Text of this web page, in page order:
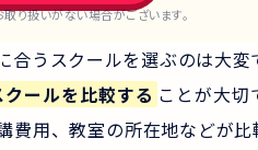
り扱いがない場合がございます。
うスクールを選ぶのは大
ールを比較する ことが大切
用、教室の所在地などが